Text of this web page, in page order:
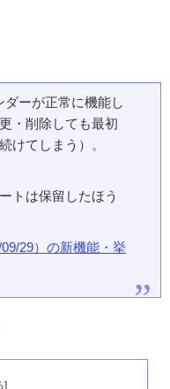
ーが正常に機能し
・削除しても最初
けてしまう）。
トは保留したほう
29）の新機能・挙